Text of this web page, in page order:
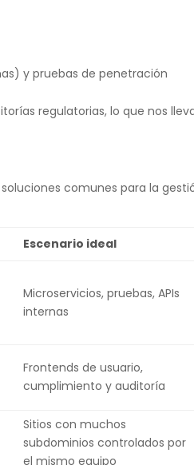
y pruebas de penetración
regulatorias, lo que nos
comunes para la
Escenario ideal
Microservicios, pruebas, APIs
internas
Frontends de usuario,
cumplimiento y auditoría
Sitios con muchos
subdominios controlados por
el mismo equipo